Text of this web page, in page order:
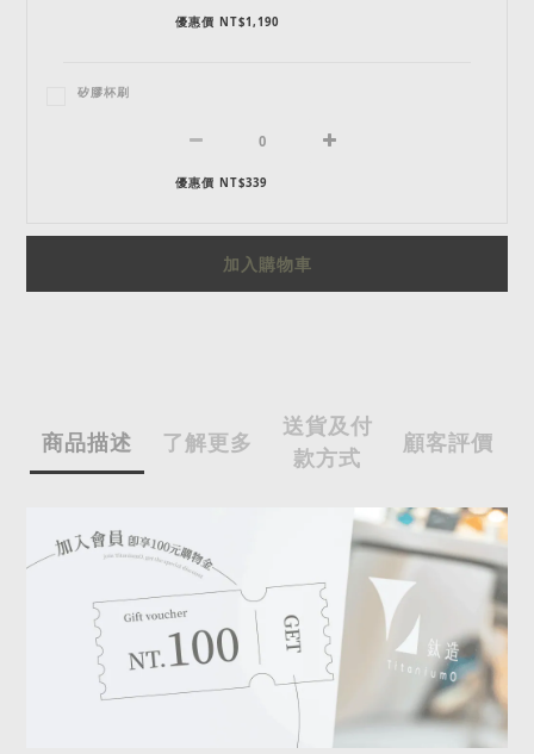
優惠價 NT$1,190
矽膠杯刷
優惠價 NT$339
加入購物車
商品描述 了解更多
送貨及付
款方式
顧客評價